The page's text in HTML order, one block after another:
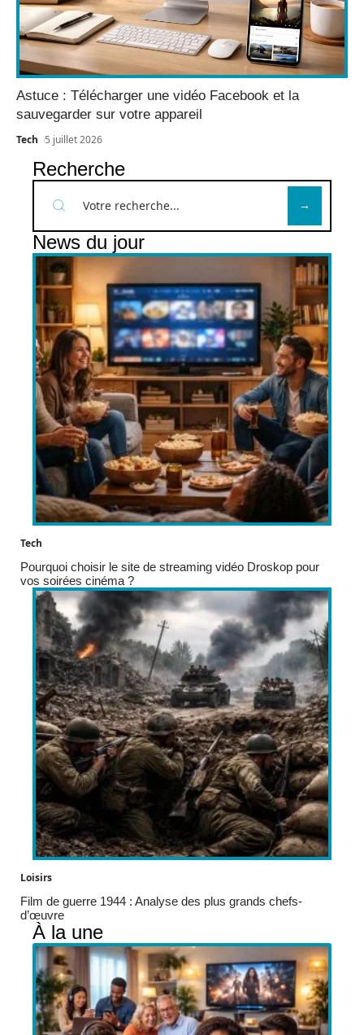
Astuce : Télécharger une vidéo Facebook et la
sauvegarder sur votre appareil
Tech 5 juillet 2026
Recherche
News du jour
Tech
Pourquoi choisir le site de streaming vidéo Droskop pour
vos soirées cinéma ?
Loisirs
Film de guerre 1944 : Analyse des plus grands chefs-
d’œuvre
À la une